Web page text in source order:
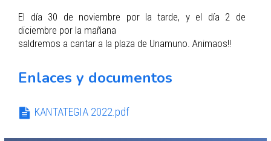
El día 30 de noviembre por la tarde, y el día 2 de
diciembre por la mañana
saldremos a cantar a la plaza de Unamuno. Animaos!!
Enlaces y documentos
KANTATEGIA 2022.pdf